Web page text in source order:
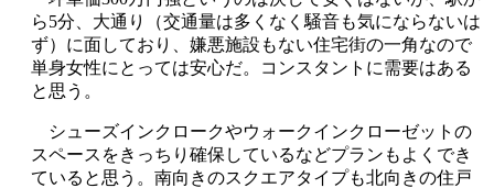
ら5分、大通り（交通量は多くなく騒音も気にならないは
ず）に面しており、嫌悪施設もない住宅街の一角なので
単身女性にとっては安心だ。コンスタントに需要はある
と思う。
シューズインクロークやウォークインクローゼットの
スペースをきっちり確保しているなどプランもよくでき
ていると思う。南向きのスクエアタイプも北向きの住戸